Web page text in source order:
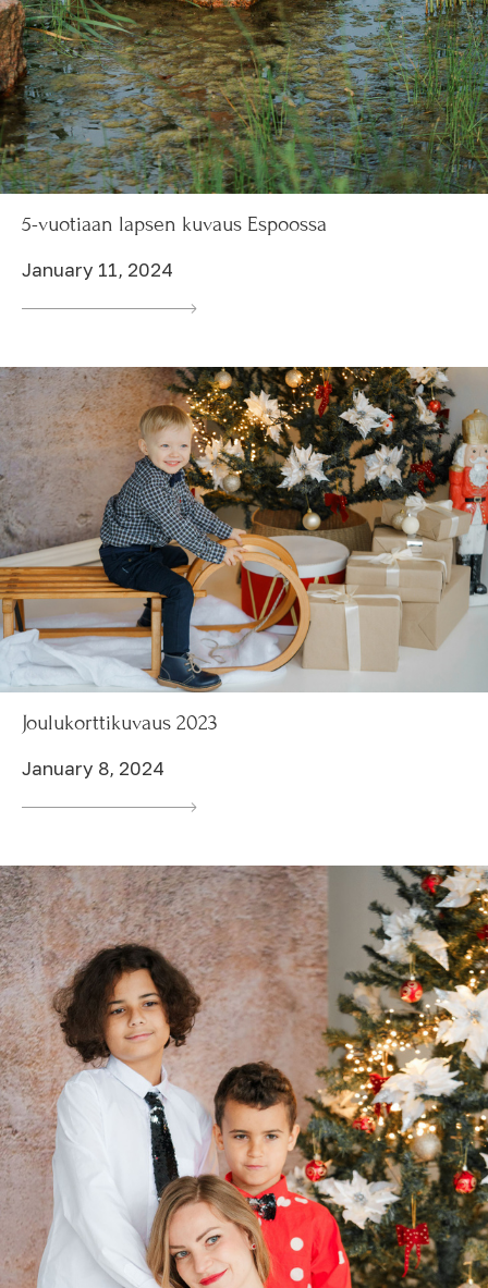
5-vuotiaan lapsen kuvaus Espoossa
January 11, 2024
Joulukorttikuvaus 2023
January 8, 2024